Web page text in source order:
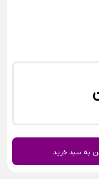
به سبد خرید